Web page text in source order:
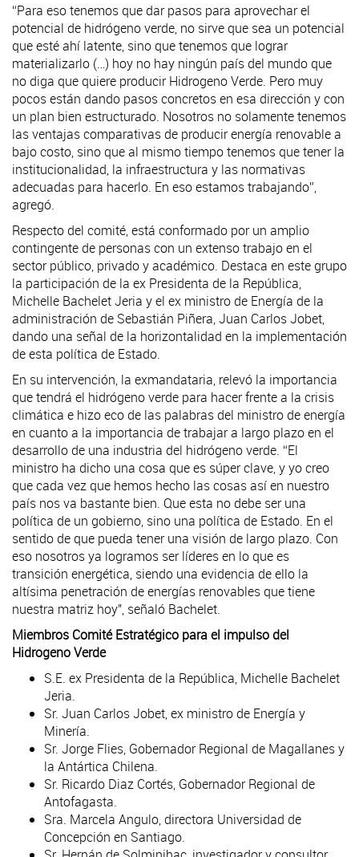
“Para eso tenemos que dar pasos para aprovechar el
potencial de hidrógeno verde, no sirve que sea un potencial
que esté ahí latente, sino que tenemos que lograr
materializarlo (…) hoy no hay ningún país del mundo que
no diga que quiere producir Hidrogeno Verde. Pero muy
pocos están dando pasos concretos en esa dirección y con
un plan bien estructurado. Nosotros no solamente tenemos
las ventajas comparativas de producir energía renovable a
bajo costo, sino que al mismo tiempo tenemos que tener la
institucionalidad, la infraestructura y las normativas
adecuadas para hacerlo. En eso estamos trabajando”,
agregó.
Respecto del comité, está conformado por un amplio
contingente de personas con un extenso trabajo en el
sector público, privado y académico. Destaca en este grupo
la participación de la ex Presidenta de la República,
Michelle Bachelet Jeria y el ex ministro de Energía de la
administración de Sebastián Piñera, Juan Carlos Jobet,
dando una señal de la horizontalidad en la implementación
de esta política de Estado.
En su intervención, la exmandataria, relevó la importancia
que tendrá el hidrógeno verde para hacer frente a la crisis
climática e hizo eco de las palabras del ministro de energía
en cuanto a la importancia de trabajar a largo plazo en el
desarrollo de una industria del hidrógeno verde. “El
ministro ha dicho una cosa que es súper clave, y yo creo
que cada vez que hemos hecho las cosas así en nuestro
país nos va bastante bien. Que esta no debe ser una
política de un gobierno, sino una política de Estado. En el
sentido de que pueda tener una visión de largo plazo. Con
eso nosotros ya logramos ser líderes en lo que es
transición energética, siendo una evidencia de ello la
altísima penetración de energías renovables que tiene
nuestra matriz hoy", señaló Bachelet.
Miembros Comité Estratégico para el impulso del
Hidrogeno Verde
S.E. ex Presidenta de la República, Michelle Bachelet
Jeria.
Sr. Juan Carlos Jobet, ex ministro de Energía y
Minería.
Sr. Jorge Flies, Gobernador Regional de Magallanes y
la Antártica Chilena.
Sr. Ricardo Diaz Cortés, Gobernador Regional de
Antofagasta.
Sra. Marcela Angulo, directora Universidad de
Concepción en Santiago.